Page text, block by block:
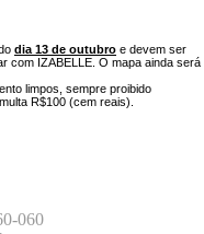
dia 13 de outubro e devem ser
com IZABELLE. O mapa ainda será
limpos, sempre proibido
R$100 (cem reais).
060